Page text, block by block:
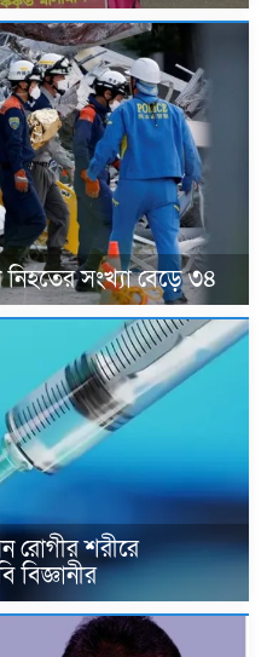
সংখ্যা বেড়ে ৩৪
রোগীর শরীরে
বিজ্ঞানীর